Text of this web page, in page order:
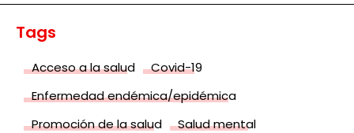
Tags
Acceso a la salud
Covid-19
Enfermedad endémica/epidémica
Promoción de la salud
Salud mental